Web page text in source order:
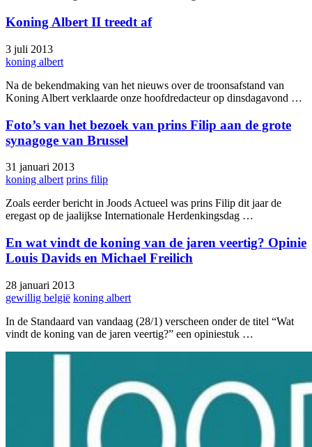
Koning Albert II treedt af
3 juli 2013
koning albert
Na de bekendmaking van het nieuws over de troonsafstand van
Koning Albert verklaarde onze hoofdredacteur op dinsdagavond …
Foto’s van het bezoek van prins Filip aan de grote
synagoge van Brussel
31 januari 2013
koning albert prins filip
Zoals eerder bericht in Joods Actueel was prins Filip dit jaar de
eregast op de jaalijkse Internationale Herdenkingsdag …
En wat vindt de koning van de jaren veertig? Opinie
Louis Davids en Michael Freilich
28 januari 2013
gewillig belgië koning albert
In de Standaard van vandaag (28/1) verscheen onder de titel “Wat
vindt de koning van de jaren veertig?” een opiniestuk …